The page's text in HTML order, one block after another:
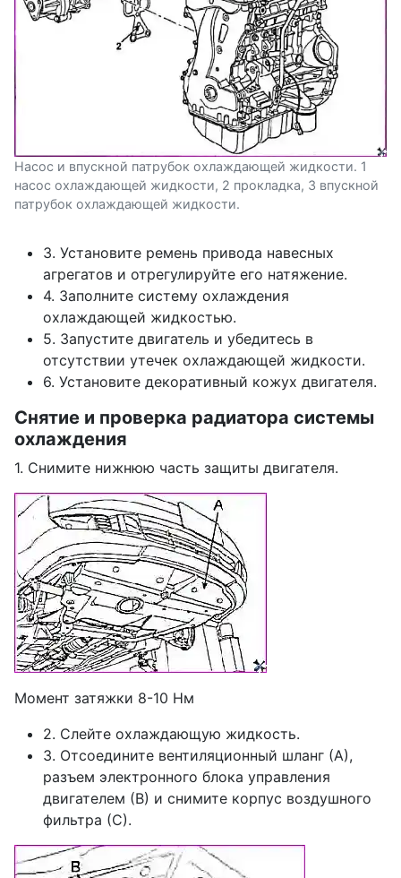
Насос и впускной патрубок охлаждающей жидкости. 1
насос охлаждающей жидкости, 2 прокладка, 3 впускной
патрубок охлаждающей жидкости.
3. Установите ремень привода навесных
агрегатов и отрегулируйте его натяжение.
4. Заполните систему охлаждения
охлаждающей жидкостью.
5. Запустите двигатель и убедитесь в
отсутствии утечек охлаждающей жидкости.
6. Установите декоративный кожух двигателя.
Снятие и проверка радиатора системы
охлаждения
1. Снимите нижнюю часть защиты двигателя.
Момент затяжки 8-10 Нм
2. Слейте охлаждающую жидкость.
3. Отсоедините вентиляционный шланг (А),
разъем электронного блока управления
двигателем (В) и снимите корпус воздушного
фильтра (С).